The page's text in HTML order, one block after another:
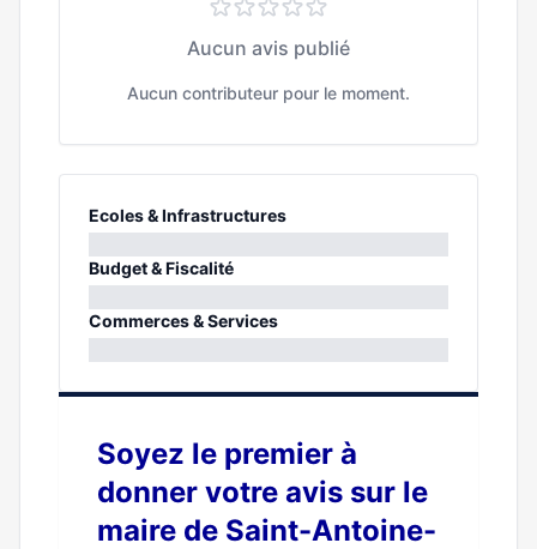
Aucun avis publié
Aucun contributeur pour le moment.
Ecoles & Infrastructures
0%
Budget & Fiscalité
0%
Commerces & Services
Soyez le premier à
donner votre avis sur le
maire de Saint-Antoine-